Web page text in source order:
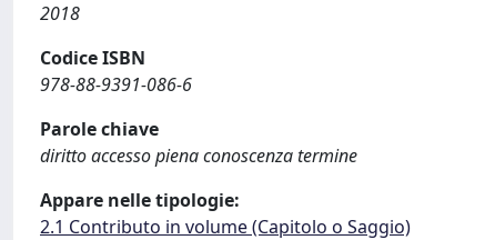
2018
Codice ISBN
978-88-9391-086-6
Parole chiave
diritto accesso piena conoscenza termine
Appare nelle tipologie:
2.1 Contributo in volume (Capitolo o Saggio)